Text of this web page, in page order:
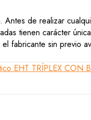
de realizar
tienen carácter
fabricante sin previo